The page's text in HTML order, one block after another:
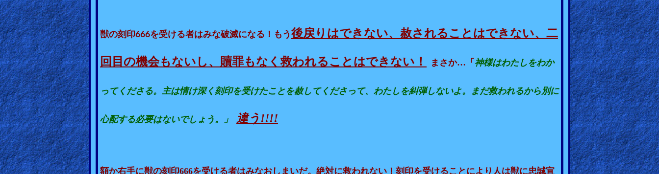
Bible
Questions
Something
Funny...
2nd
Page,
Older
Material
獣の刻印666を受ける者はみな破滅になる！もう 後戻りはできない、赦されることはできない、二
回目の機会もないし、贖罪もなく救われることはできない！ まさか… 「 神様はわたしをわか
ってくださる。主は情け深く刻印を受けたことを赦してくださって、わたしを糾弾しないよ。まだ救われるから別に
心配する必要はないでしょう。」 違う !!!!
額か右手に獣の刻印666を受ける者はみなおしまいだ。絶対に救われない！刻印を受けることにより人は獣に忠誠宣